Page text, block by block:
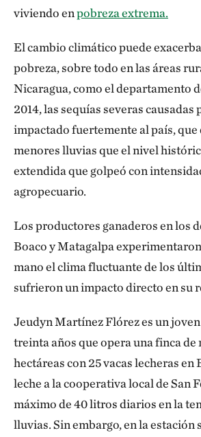
viviendo enpobreza extrema.
El cambio climático puede
pobreza, sobre todo en las áreas
Nicaragua, como el departamento
2014, las sequías severas
impactado fuertemente al país,
menores lluvias que el nivel
extendida que golpeó con
agropecuario.
Los productores ganaderos en los
Boaco y Matagalpa
mano el clima fluctuante de los
sufrieron un impacto directo en su
Jeudyn Martínez Flórez es un
treinta años que opera una finca de
hectáreas con 25 vacas lecheras en
leche a la cooperativa local de San
máximo de 40 litros diarios en la
lluvias. Sin embargo, en la estación